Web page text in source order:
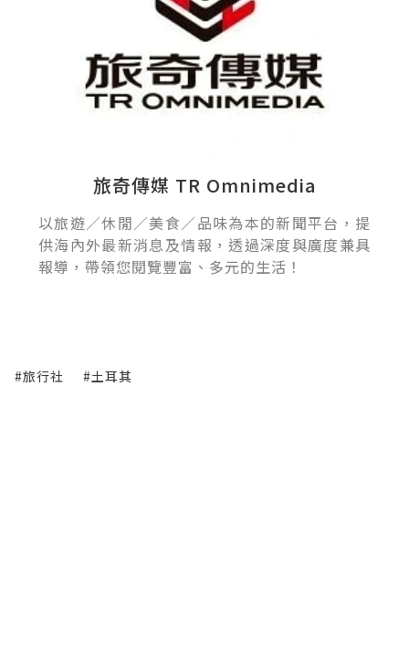
旅奇傳媒 TR Omnimedia
以旅遊／休閒／美食／品味為本的新聞平台，提
供海內外最新消息及情報，透過深度與廣度兼具
報導，帶領您閱覽豐富、多元的生活！
#旅行社 #土耳其